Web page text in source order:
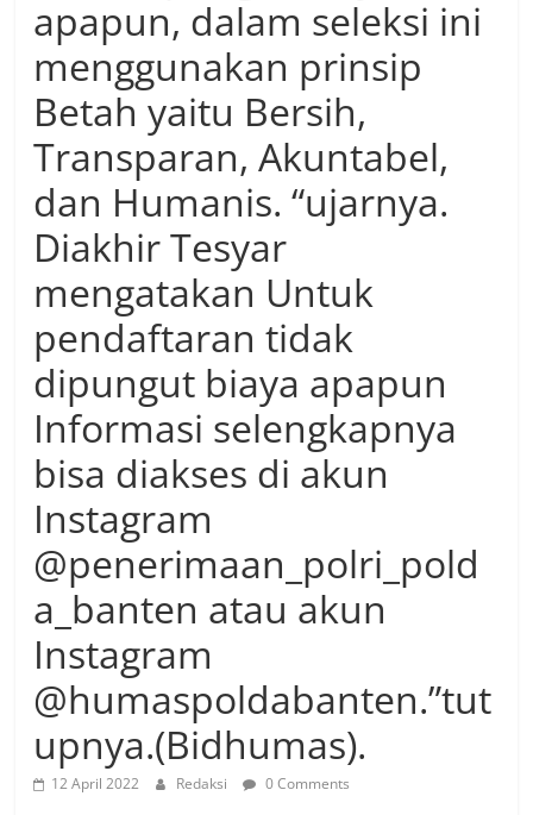
apapun, dalam seleksi ini
menggunakan prinsip
Betah yaitu Bersih,
Transparan, Akuntabel,
dan Humanis. “ujarnya.
Diakhir Tesyar
mengatakan Untuk
pendaftaran tidak
dipungut biaya apapun
Informasi selengkapnya
bisa diakses di akun
Instagram
@penerimaan_polri_pold
a_banten atau akun
Instagram
@humaspoldabanten.”tut
upnya.(Bidhumas).
12 April 2022 Redaksi 0 Comments